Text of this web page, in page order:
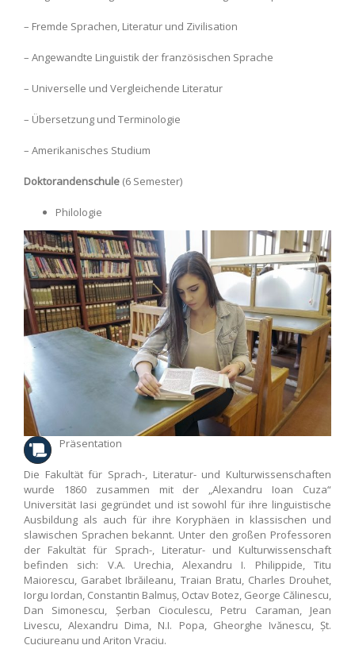
– Fremde Sprachen, Literatur und Zivilisation
– Angewandte Linguistik der französischen Sprache
– Universelle und Vergleichende Literatur
– Übersetzung und Terminologie
– Amerikanisches Studium
Doktorandenschule (6 Semester)
Philologie
Präsentation
Die Fakultät für Sprach-, Literatur- und Kulturwissenschaften
wurde 1860 zusammen mit der „Alexandru Ioan Cuza“
Universität Iasi gegründet und ist sowohl für ihre linguistische
Ausbildung als auch für ihre Koryphäen in klassischen und
slawischen Sprachen bekannt. Unter den großen Professoren
der Fakultät für Sprach-, Literatur- und Kulturwissenschaft
befinden sich: V.A. Urechia, Alexandru I. Philippide, Titu
Maiorescu, Garabet Ibrăileanu, Traian Bratu, Charles Drouhet,
Iorgu Iordan, Constantin Balmuș, Octav Botez, George Călinescu,
Dan Simonescu, Șerban Cioculescu, Petru Caraman, Jean
Livescu, Alexandru Dima, N.I. Popa, Gheorghe Ivănescu, Șt.
Cuciureanu und Ariton Vraciu.